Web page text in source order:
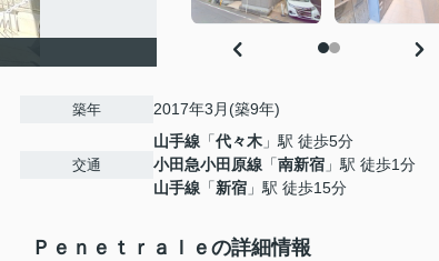
築年 2017年3月(築9年)
交通
山手線 「代々木 」駅 徒歩5分
小田急小田原線 「南新宿 」駅 徒歩1分
山手線 「新宿 」駅 徒歩15分
Ｐｅｎｅｔｒａｌｅの詳細情報